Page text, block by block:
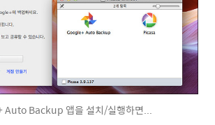
Auto Backup 앱을 설치/실행하면...